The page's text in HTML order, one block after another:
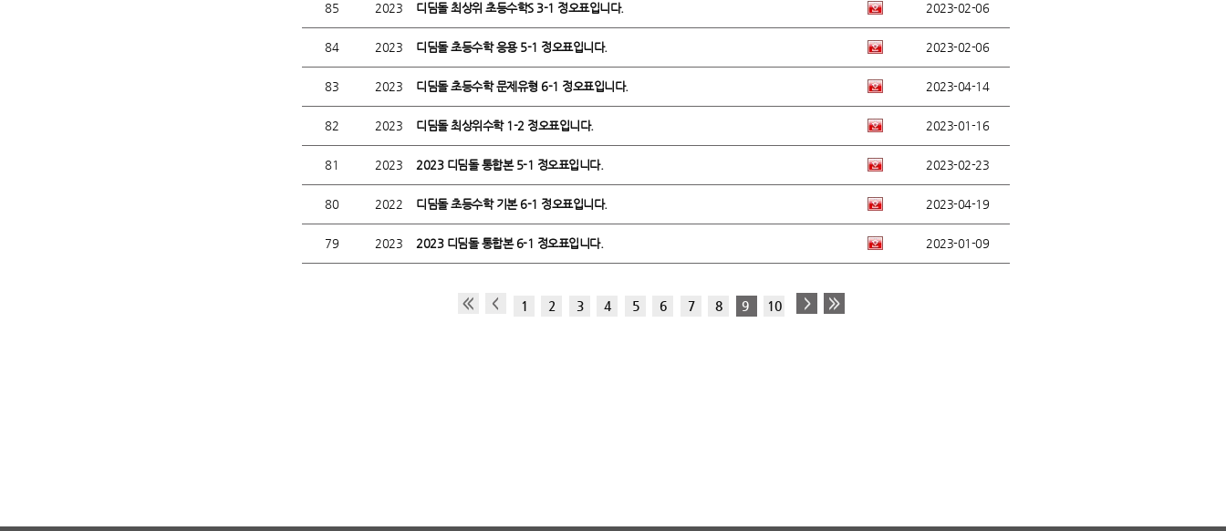
85 2023 디딤돌 최상위 초등수학S 3-1 정오표입니다. 2023-02-06
84 2023 디딤돌 초등수학 응용 5-1 정오표입니다. 2023-02-06
83 2023 디딤돌 초등수학 문제유형 6-1 정오표입니다. 2023-04-14
82 2023 디딤돌 최상위수학 1-2 정오표입니다. 2023-01-16
81 2023 2023 디딤돌 통합본 5-1 정오표입니다. 2023-02-23
80 2022 디딤돌 초등수학 기본 6-1 정오표입니다. 2023-04-19
79 2023 2023 디딤돌 통합본 6-1 정오표입니다. 2023-01-09
1 2 3 4 5 6 7 8 9 10